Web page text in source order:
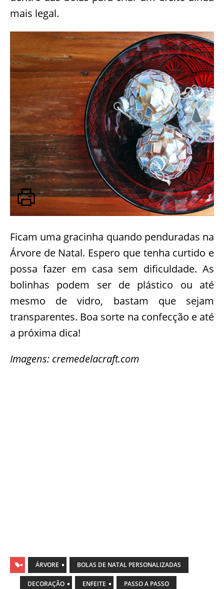
mais legal.
Ficam uma gracinha quando penduradas na
Árvore de Natal. Espero que tenha curtido e
possa fazer em casa sem dificuldade. As
bolinhas podem ser de plástico ou até
mesmo de vidro, bastam que sejam
transparentes. Boa sorte na confecção e até
a próxima dica!
Imagens: cremedelacraft.com
ÁRVORE BOLAS DE NATAL PERSONALIZADAS
DECORAÇÃO ENFEITE PASSO A PASSO